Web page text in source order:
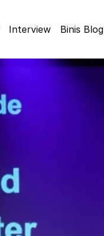
Interview Binis Blog